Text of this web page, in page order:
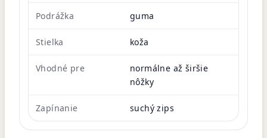
Podrážka guma
Stielka koža
Vhodné pre
normálne až širšie
nôžky
Zapínanie suchý zips